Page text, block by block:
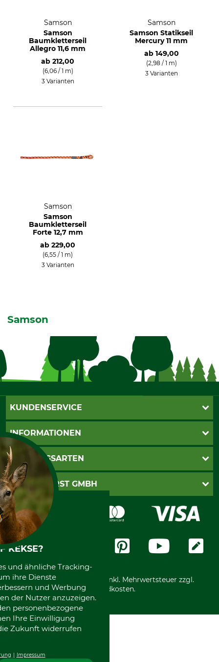
Samson
Samson
Baumkletterseil
Allegro 11,6 mm
ab 212,00
(6,06 / 1 m)
3 Varianten
Samson
Samson Statikseil
Mercury 11 mm
ab 149,00
(2,98 / 1 m)
3 Varianten
Samson
Samson
Baumkletterseil
Forte 12,7 mm
ab 229,00
(6,55 / 1 m)
3 Varianten
Samson
KUNDENSERVICE
Katalogbestellung
Fragen & Antworten
Kontakt
Newsletteranmeldung
Cookie-Einstellungen
INFORMATIONEN
AGB
Impressum
Lieferung
Bestellung widerrufen
Widerrufsrecht
Widerrufsformular
Datenschutz
Zahlungsarten
ZAHLUNGSARTEN
PayPal
Kreditkarte
Rechnung
Vorkasse
GRUBE-FORST GMBH
Karriere
Über uns
Messetermine
Community
International
*Alle Preise in Euro und inkl. Mehrwertsteuer zzgl.
Versandkosten.
KEKSE?
und ähnliche Tracking-
ihre Dienste
und Werbung
der Nutzer anzuzeigen.
personenbezogene
Ihre Einwilligung
Zukunft widerrufen
Impressum